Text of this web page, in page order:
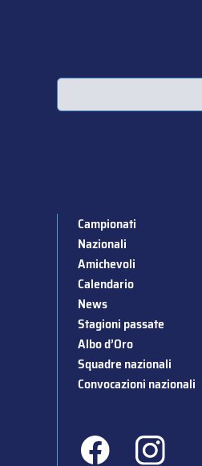
Campionati
Nazionali
Amichevoli
Calendario
News
Stagioni passate
Albo d’Oro
Squadre nazionali
Convocazioni nazionali